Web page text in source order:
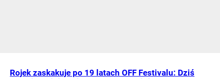
Rojek zaskakuje po 19 latach OFF Festivalu: Dziś